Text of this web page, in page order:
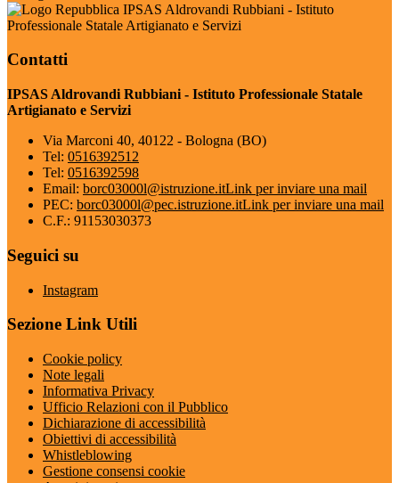
IPSAS Aldrovandi Rubbiani - Istituto
Professionale Statale Artigianato e Servizi
Contatti
IPSAS Aldrovandi Rubbiani - Istituto Professionale Statale
Artigianato e Servizi
Via Marconi 40, 40122 - Bologna (BO)
Tel: 0516392512
Tel: 0516392598
Email: borc03000l@istruzione.itLink per inviare una mail
PEC: borc03000l@pec.istruzione.itLink per inviare una mail
C.F.: 91153030373
Seguici su
Instagram
Sezione Link Utili
Cookie policy
Note legali
Informativa Privacy
Ufficio Relazioni con il Pubblico
Dichiarazione di accessibilità
Obiettivi di accessibilità
Whistleblowing
Gestione consensi cookie